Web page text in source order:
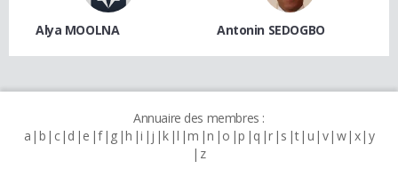
Alya MOOLNA Antonin SEDOGBO
Annuaire des membres :
a b c d e f g h i j k l m n o p q r s t u v w x y
z